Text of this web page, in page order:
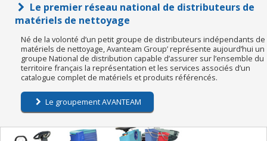
Le premier réseau national de distributeurs de
matériels de nettoyage
Né de la volonté d’un petit groupe de distributeurs indépendants de
matériels de nettoyage, Avanteam Group’ représente aujourd’hui un
groupe National de distribution capable d’assurer sur l’ensemble du
territoire français la représentation et les services associés d’un
catalogue complet de matériels et produits référencés.
Le groupement AVANTEAM